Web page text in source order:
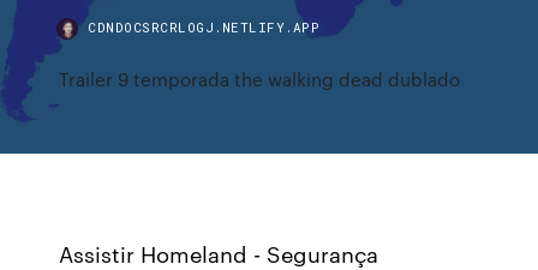
CDNDOCSRCRLOGJ.NETLIFY.APP
Trailer 9 temporada the walking dead dublado
Assistir Homeland - Segurança